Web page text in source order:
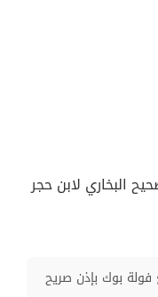
البخاري لابن حجر
بوك بإذن صريح